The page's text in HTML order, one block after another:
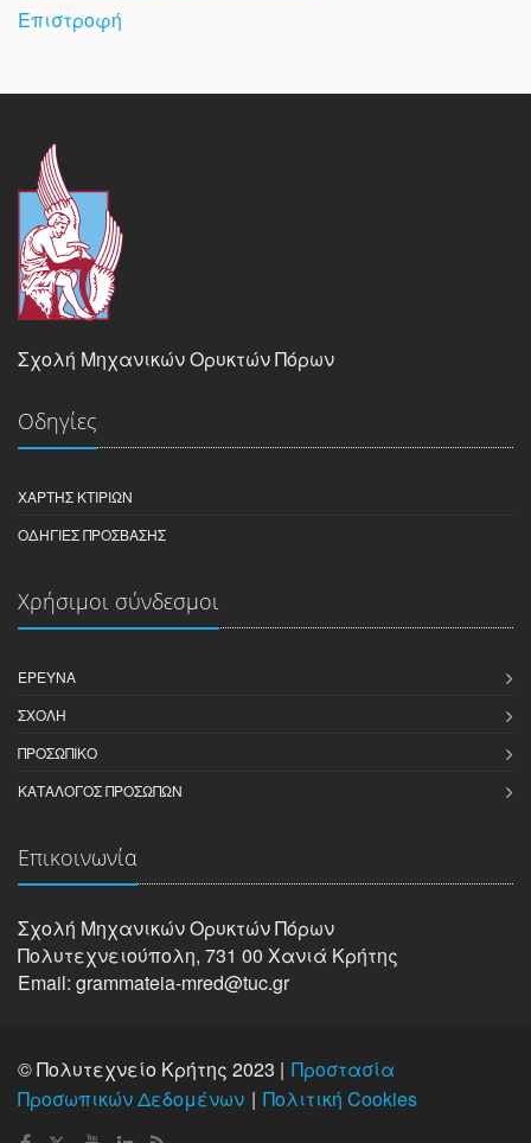
Επιστροφή
Σχολή Μηχανικών Ορυκτών Πόρων
Οδηγίες
ΧΆΡΤΗΣ ΚΤΙΡΊΩΝ
ΟΔΗΓΊΕΣ ΠΡΌΣΒΑΣΗΣ
Χρήσιμοι σύνδεσμοι
ΈΡΕΥΝΑ
ΣΧΟΛΉ
ΠΡΟΣΩΠΙΚΌ
ΚΑΤΆΛΟΓΟΣ ΠΡΟΣΏΠΩΝ
Επικοινωνία
Σχολή Μηχανικών Oρυκτών Πόρων
Πολυτεχνειούπολη, 731 00 Χανιά Κρήτης
Email: grammateia-mred@tuc.gr
© Πολυτεχνείο Κρήτης 2023 | Προστασία
Προσωπικών Δεδομένων
Πολιτική Cookies